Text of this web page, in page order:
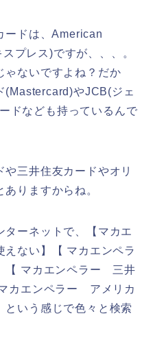
ードは、American
プレス)ですが、、、。
ゃないですよね？だか
(Mastercard)やJCB(ジェ
ドなども持っているんで
や三井住友カードやオリ
りますからね。
ターネットで、【マカエ
ない】【 マカエンペラ
マカエンペラー 三井
カエンペラー アメリカ
いう感じで色々と検索